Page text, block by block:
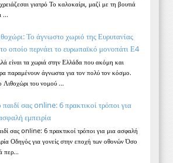
γιατρό Το καλοκαίρι, μαζί με τη βουτιά
...
Το άγνωστο χωριό της Ευρυτανίας
οποίο περνάει το ευρωπαϊκό μονοπάτι Ε4
είναι τα χωριά στην Ελλάδα που ακόμη και
παραμένουν άγνωστα για τον πολύ τον κόσμο.
Λιθοχώρι του νομού ...
παιδί σας online: 6 πρακτικοί τρόποι για
εμπειρία
σας online: 6 πρακτικοί τρόποι για μια ασφαλή
Οδηγός για γονείς στην εποχή των οθονών Όσο
περ...